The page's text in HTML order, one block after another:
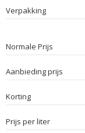
Verpakking
Normale Prijs
Aanbieding prijs
Korting
Prijs per liter